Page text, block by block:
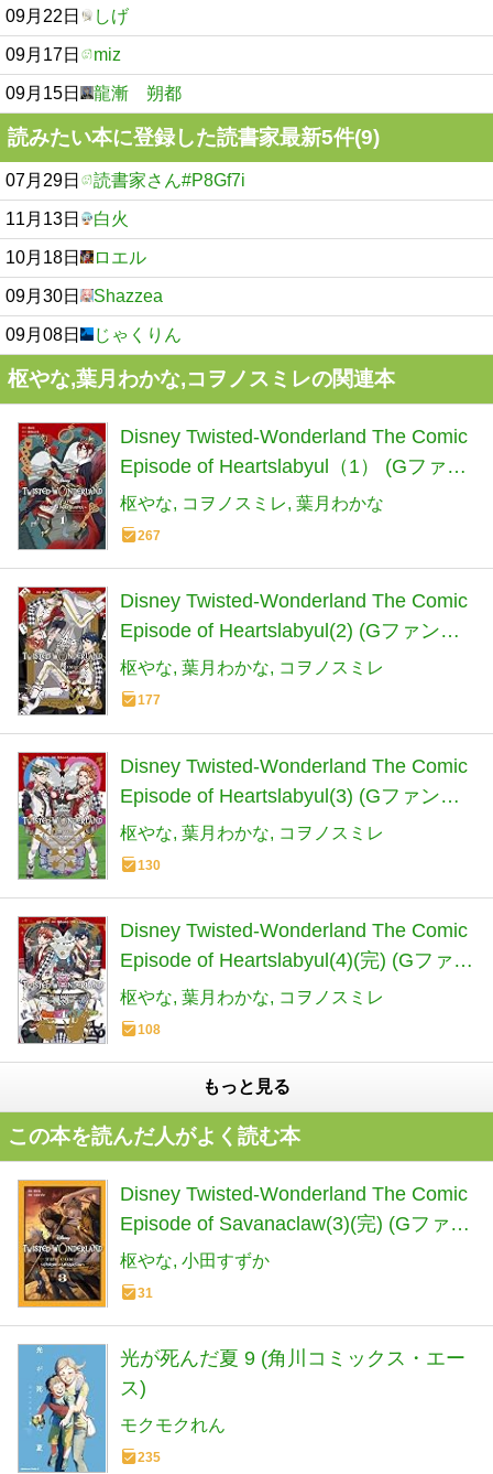
09月22日 しげ
09月17日 miz
09月15日 龍漸 朔都
読みたい本に登録した読書家最新5件(9)
07月29日 読書家さん#P8Gf7i
11月13日 白火
10月18日 ロエル
09月30日 Shazzea
09月08日 じゃくりん
枢やな,葉月わかな,コヲノスミレの関連本
Disney Twisted-Wonderland The Comic
Episode of Heartslabyul（1） (Gファン
タジーコミックス)
枢やな コヲノスミレ 葉月わかな
267
Disney Twisted-Wonderland The Comic
Episode of Heartslabyul(2) (Gファンタ
ジーコミックス)
枢やな 葉月わかな コヲノスミレ
177
Disney Twisted-Wonderland The Comic
Episode of Heartslabyul(3) (Gファンタ
ジーコミックス)
枢やな 葉月わかな コヲノスミレ
130
Disney Twisted-Wonderland The Comic
Episode of Heartslabyul(4)(完) (Gファン
タジーコミックス)
枢やな 葉月わかな コヲノスミレ
108
もっと見る
この本を読んだ人がよく読む本
Disney Twisted-Wonderland The Comic
Episode of Savanaclaw(3)(完) (Gファン
タジーコミックス)
枢やな 小田すずか
31
光が死んだ夏 9 (角川コミックス・エー
ス)
モクモクれん
235